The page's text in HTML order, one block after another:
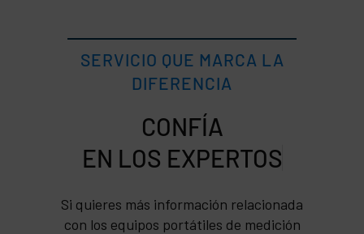
SERVICIO QUE MARCA LA
DIFERENCIA
CONFÍA
Si quieres más información relacionada
con los equipos portátiles de medición